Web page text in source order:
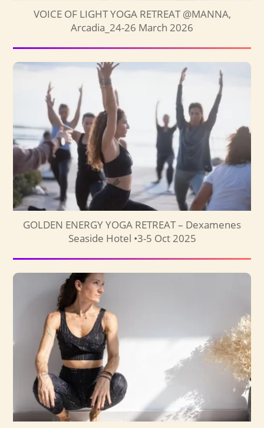
VOICE OF LIGHT YOGA RETREAT @MANNA,
Arcadia_24-26 March 2026
GOLDEN ENERGY YOGA RETREAT – Dexamenes
Seaside Hotel •3-5 Oct 2025